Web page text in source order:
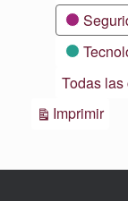
Todas
Imprimir